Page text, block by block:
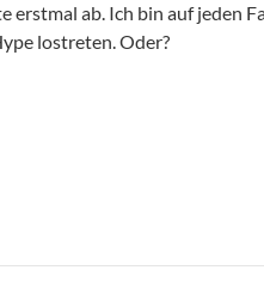
ab. Ich bin auf jeden
lostreten. Oder?